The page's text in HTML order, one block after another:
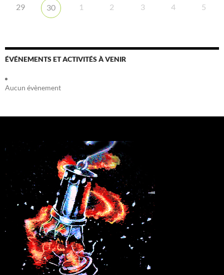
29 30 1 2 3 4 5
ÉVÉNEMENTS ET ACTIVITÉS À VENIR
Aucun évènement